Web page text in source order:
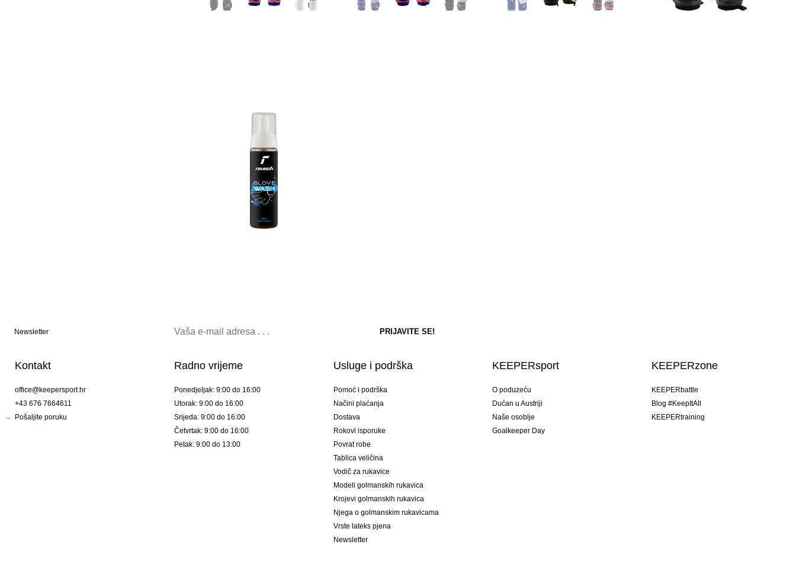
Newsletter
Kontakt
office@keepersport.hr
+43 676 7664611
Pošaljite poruku
Radno vrijeme
Ponedjeljak: 9:00 do 16:00
Utorak: 9:00 do 16:00
Srijeda: 9:00 do 16:00
Četvrtak: 9:00 do 16:00
Petak: 9:00 do 13:00
Usluge i podrška
Pomoć i podrška
Načini plaćanja
Dostava
Rokovi isporuke
Povrat robe
Tablica veličina
Vodič za rukavice
Modeli golmanskih rukavica
Krojevi golmanskih rukavica
Njega o golmanskim rukavicama
Vrste lateks pjena
Newsletter
KEEPERsport
O poduzeću
Dućan u Austriji
Naše osoblje
Goalkeeper Day
KEEPERzone
KEEPERbattle
Blog #KeepItAll
KEEPERtraining